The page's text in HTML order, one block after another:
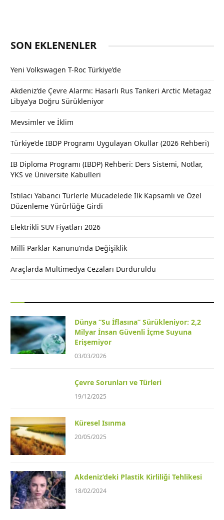
SON EKLENENLER
Yeni Volkswagen T-Roc Türkiye’de
Akdeniz’de Çevre Alarmı: Hasarlı Rus Tankeri Arctic Metagaz
Libya’ya Doğru Sürükleniyor
Mevsimler ve İklim
Türkiye’de IBDP Programı Uygulayan Okullar (2026 Rehberi)
IB Diploma Programı (IBDP) Rehberi: Ders Sistemi, Notlar,
YKS ve Üniversite Kabulleri
İstilacı Yabancı Türlerle Mücadelede İlk Kapsamlı ve Özel
Düzenleme Yürürlüğe Girdi
Elektrikli SUV Fiyatları 2026
Milli Parklar Kanunu’nda Değişiklik
Araçlarda Multimedya Cezaları Durduruldu
Dünya “Su İflasına” Sürükleniyor: 2,2
Milyar İnsan Güvenli İçme Suyuna
Erişemiyor
03/03/2026
Çevre Sorunları ve Türleri
19/12/2025
Küresel Isınma
20/05/2025
Akdeniz’deki Plastik Kirliliği Tehlikesi
18/02/2024